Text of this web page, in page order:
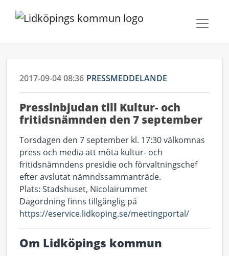
2017-09-04 08:36 PRESSMEDDELANDE
Pressinbjudan till Kultur- och
fritidsnämnden den 7 september
Torsdagen den 7 september kl. 17:30 välkomnas
press och media att möta kultur- och
fritidsnämndens presidie och förvaltningschef
efter avslutat nämndssammanträde.
Plats: Stadshuset, Nicolairummet
Dagordning finns tillgänglig på
https://eservice.lidkoping.se/meetingportal/
Om Lidköpings kommun